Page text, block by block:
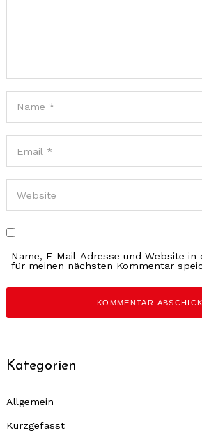
Name, E-Mail-Adresse und Website in
für meinen nächsten Kommentar
Kategorien
Allgemein
Kurzgefasst